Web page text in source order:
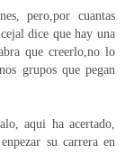
pero,por cuantas
dice que hay una
que creerlo,no lo
grupos que pegan
aqui ha acertado,
su carrera en